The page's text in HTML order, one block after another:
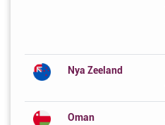
Nya Zeeland
Oman